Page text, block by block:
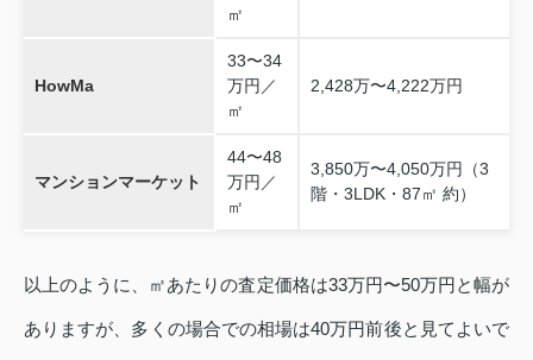
㎡
HowMa
33〜34
万円／
㎡
2,428万〜4,222万円
マンションマーケット
44〜48
万円／
㎡
3,850万〜4,050万円（3
階・3LDK・87㎡ 約）
以上のように、㎡あたりの査定価格は33万円〜50万円と幅が
ありますが、多くの場合での相場は40万円前後と見てよいで